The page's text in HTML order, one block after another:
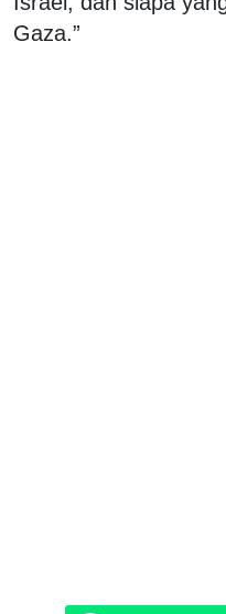
Gaza.”